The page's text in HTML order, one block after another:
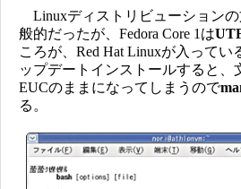
Linuxディストリビューション
般的だったが、Fedora Core 1は
ころが、Red Hat Linuxが入ってい
ップデートインストールすると、
EUCのままになってしまうので
る。